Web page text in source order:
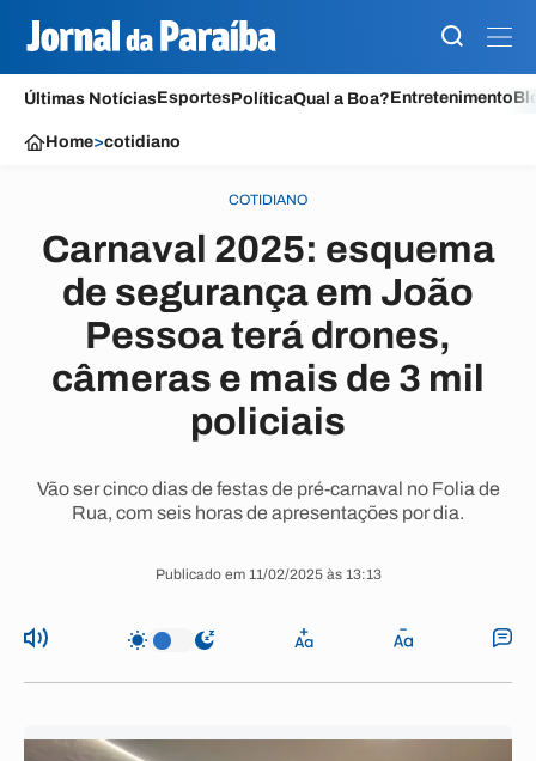
Últimas NotíciasEsportesPolíticaQual a Boa?Entretenimento
Home>cotidiano
COTIDIANO
Carnaval 2025: esquema
de segurança em João
Pessoa terá drones,
câmeras e mais de 3 mil
policiais
Vão ser cinco dias de festas de pré-carnaval no Folia de
Rua, com seis horas de apresentações por dia.
Publicado em 11/02/2025 às 13:13